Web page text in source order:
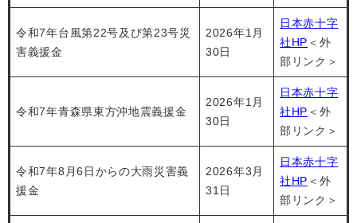
令和7年台風第22号及び第23号災
害義援金
2026年1月
30日
日本赤十字
社HP ＜外
部リンク＞
令和7年青森県東方沖地震義援金
2026年1月
30日
日本赤十字
社HP ＜外
部リンク＞
令和7年8月6日からの大雨災害義
援金
2026年3月
31日
日本赤十字
社HP ＜外
部リンク＞